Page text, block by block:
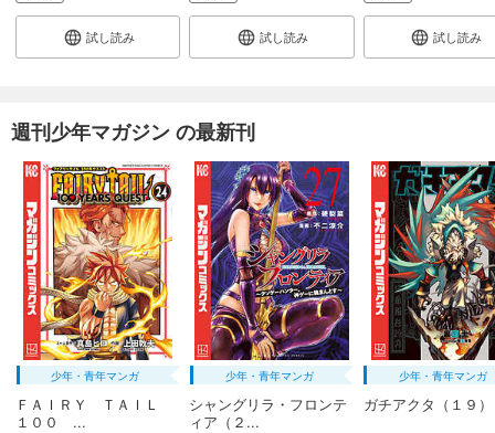
594円 (税込)
完結
カメレオン（３６）
594円 (税込)
完結
カート
試し読み
あらすじを表示する
カメレオン（３７）
594円 (税込)
完結
カート
試し読み
あらすじを表示する
試し読み 試し読み 試し読み
週刊少年マガジン の最新刊
少年・青年マンガ
ＦＡＩＲＹ ＴＡＩＬ
１００ ...
少年・青年マンガ
シャングリラ・フロンテ
ィア（２...
少年・青年マンガ
ガチアクタ（１９）